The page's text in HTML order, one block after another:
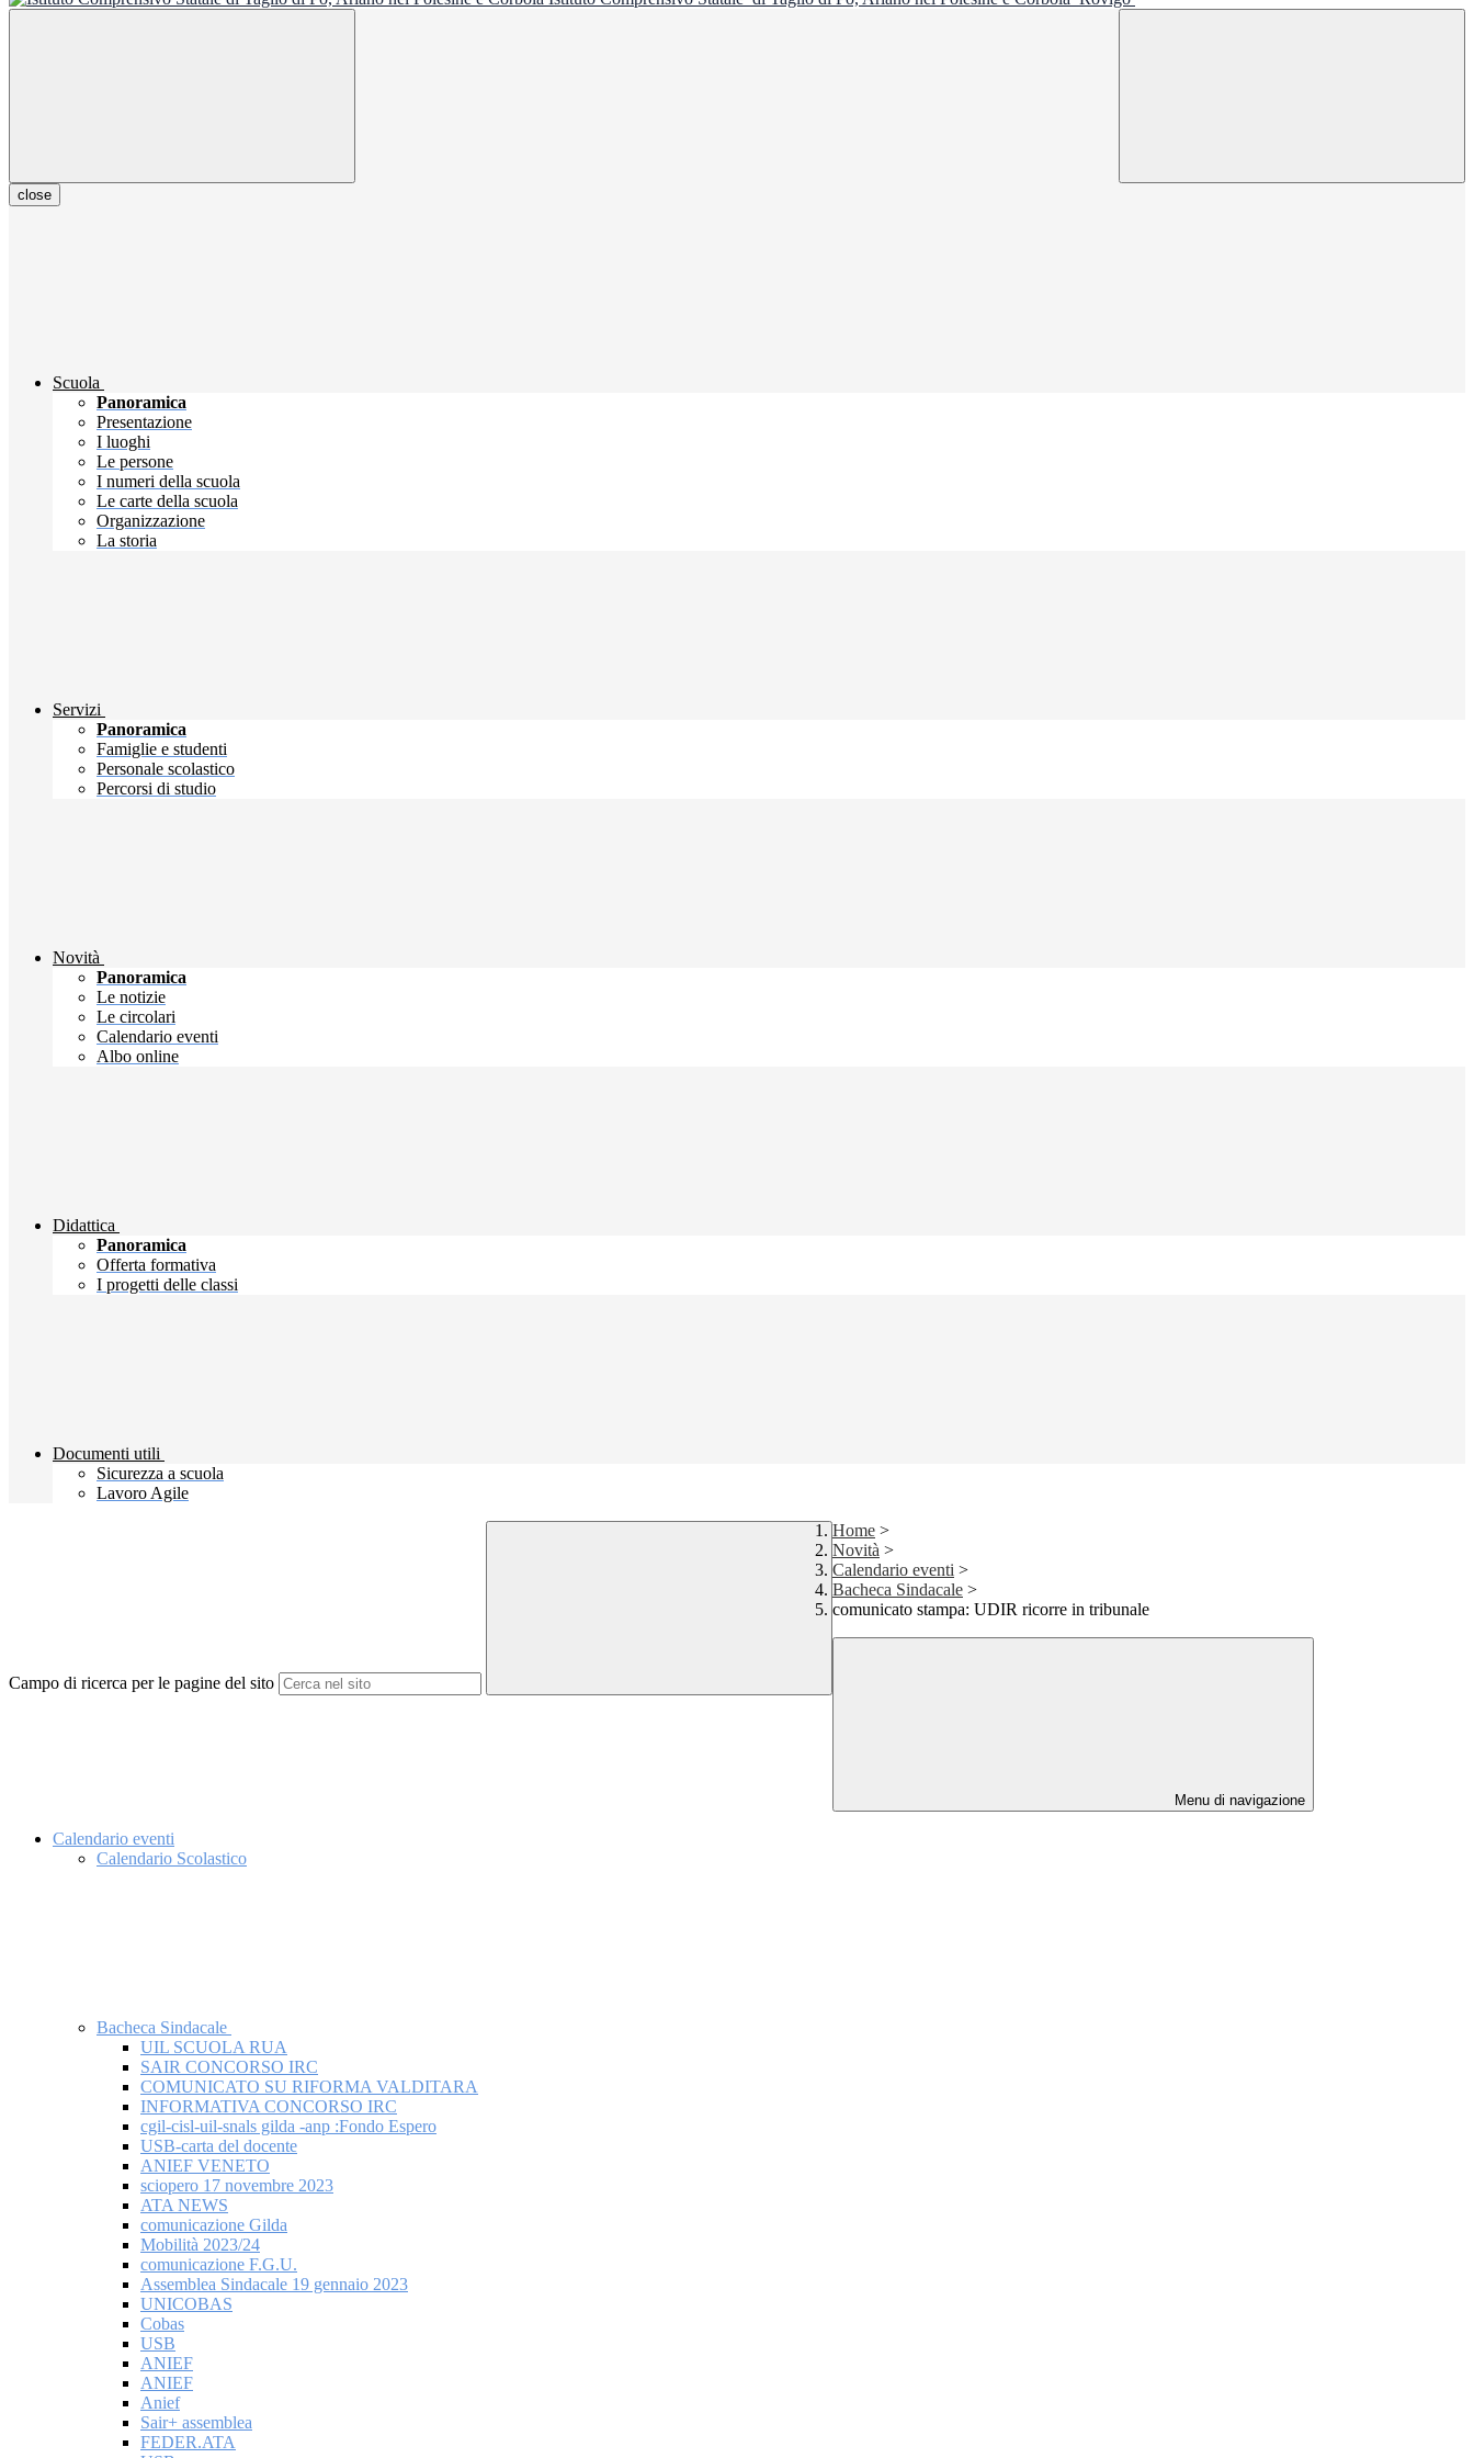
close
Scuola
Panoramica
Presentazione
I luoghi
Le persone
I numeri della scuola
Le carte della scuola
Organizzazione
La storia
Servizi
Panoramica
Famiglie e studenti
Personale scolastico
Percorsi di studio
Novità
Panoramica
Le notizie
Le circolari
Calendario eventi
Albo online
Didattica
Panoramica
Offerta formativa
I progetti delle classi
Documenti utili
Sicurezza a scuola
Lavoro Agile
Campo di ricerca per le pagine del sito
Home >
Novità >
Calendario eventi >
Bacheca Sindacale >
comunicato stampa: UDIR ricorre in tribunale
Menu di navigazione
Calendario eventi
Calendario Scolastico
Bacheca Sindacale
UIL SCUOLA RUA
SAIR CONCORSO IRC
COMUNICATO SU RIFORMA VALDITARA
INFORMATIVA CONCORSO IRC
cgil-cisl-uil-snals gilda -anp :Fondo Espero
USB-carta del docente
ANIEF VENETO
sciopero 17 novembre 2023
ATA NEWS
comunicazione Gilda
Mobilità 2023/24
comunicazione F.G.U.
Assemblea Sindacale 19 gennaio 2023
UNICOBAS
Cobas
USB
ANIEF
ANIEF
Anief
Sair+ assemblea
FEDER.ATA